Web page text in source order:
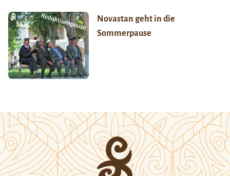
Novastan geht in die
Sommerpause